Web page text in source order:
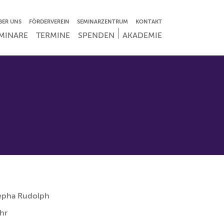
ÜBERSPRINGEN
UNS FÖRDERVEREIN SEMINARZENTRUM KONTAKT
ÜBERSPRINGEN
TERMINE SPENDEN AKADEMIE
Rudolph